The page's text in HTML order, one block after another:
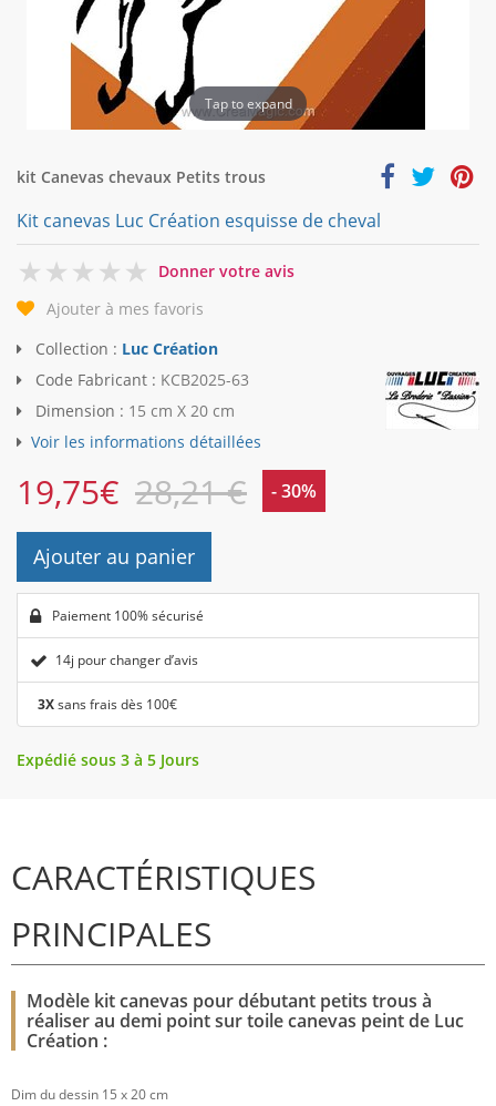
Tap to expand
kit Canevas chevaux Petits trous
Kit canevas Luc Création esquisse de cheval
0
Donner votre avis
Ajouter à mes favoris
Collection : Luc Création
Code Fabricant : KCB2025-63
Dimension : 15 cm X 20 cm
Voir les informations détaillées
19,75€ 28,21 € - 30%
Ajouter au panier
Paiement 100% sécurisé
14j pour changer d’avis
3Xsans frais dès 100€
Expédié sous 3 à 5 Jours
CARACTÉRISTIQUES
PRINCIPALES
Modèle kit canevas pour débutant petits trous à
réaliser au demi point sur toile canevas peint de Luc
Création :
Dim du dessin 15 x 20 cm